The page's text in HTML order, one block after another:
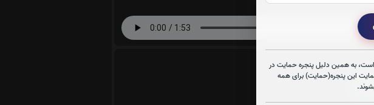
به همین دلیل پنجره حمایت در
این پنجره(حمایت) برای همه